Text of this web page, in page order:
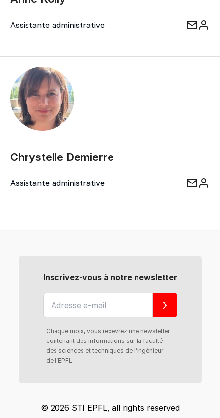
Assistante administrative
Chrystelle Demierre
Assistante administrative
Inscrivez-vous à notre newsletter
Chaque mois, vous recevrez une newsletter
contenant des informations sur la faculté
des sciences et techniques de l’ingénieur
de l’EPFL.
© 2026 STI EPFL, all rights reserved